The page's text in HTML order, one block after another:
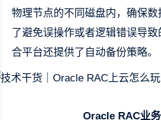
物理节点的不同磁盘内，确
了避免误操作或者逻辑错误导
合平台还提供了自动备份策略。
Oracle RAC业